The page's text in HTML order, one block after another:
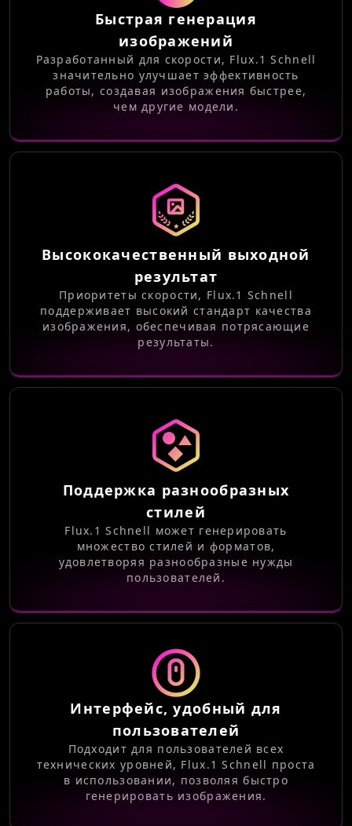
Быстрая генерация
изображений
Разработанный для скорости, Flux.1 Schnell
значительно улучшает эффективность
работы, создавая изображения быстрее,
чем другие модели.
Высококачественный выходной
результат
Приоритеты скорости, Flux.1 Schnell
поддерживает высокий стандарт качества
изображения, обеспечивая потрясающие
результаты.
Поддержка разнообразных
стилей
Flux.1 Schnell может генерировать
множество стилей и форматов,
удовлетворяя разнообразные нужды
пользователей.
Интерфейс, удобный для
пользователей
Подходит для пользователей всех
технических уровней, Flux.1 Schnell проста
в использовании, позволяя быстро
генерировать изображения.